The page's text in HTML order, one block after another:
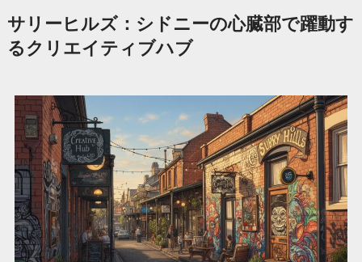
サリーヒルズ：シドニーの心臓部で躍動す
るクリエイティブハブ